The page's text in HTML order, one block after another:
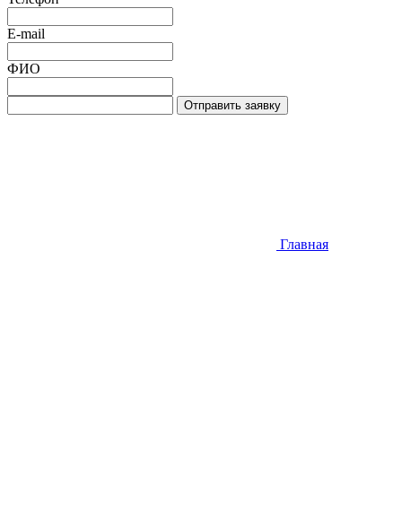
E-mail
ФИО
Отправить заявку
Главная